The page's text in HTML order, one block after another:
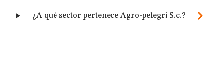
¿A qué sector pertenece Agro-pelegri S.c.?